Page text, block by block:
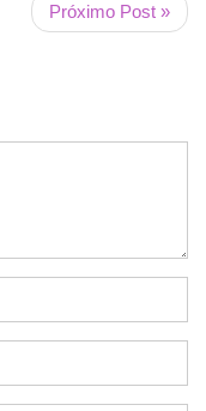
Próximo Post »